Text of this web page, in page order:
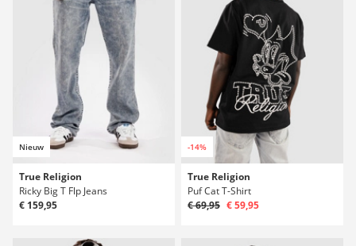
Nieuw
True Religion
Ricky Big T Flp Jeans
€ 159,95
-14%
True Religion
Puf Cat T-Shirt
€ 69,95 € 59,95